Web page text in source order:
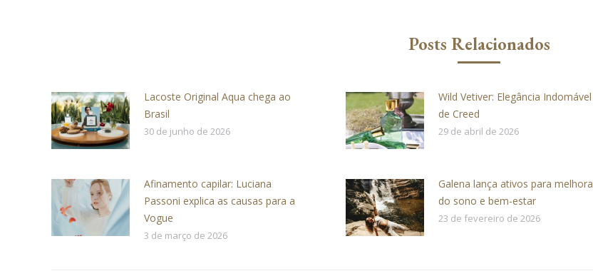
Posts Relacionados
Lacoste Original Aqua chega ao
Brasil
30 de junho de 2026
Wild Vetiver: Elegância Indomável
de Creed
29 de abril de 2026
Afinamento capilar: Luciana
Passoni explica as causas para a
Vogue
3 de março de 2026
Galena lança ativos para melhora
do sono e bem-estar
23 de fevereiro de 2026